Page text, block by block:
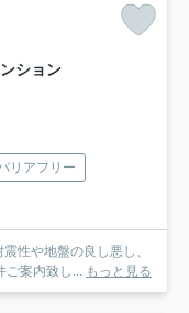
ション
リアフリー
ご案内致し... もっと見る